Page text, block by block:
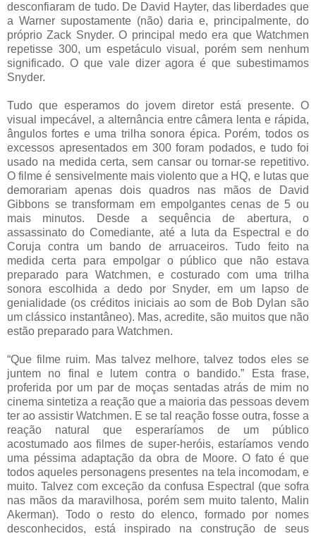
desconfiaram de tudo. De David Hayter, das liberdades que
a Warner supostamente (não) daria e, principalmente, do
próprio Zack Snyder. O principal medo era que Watchmen
repetisse 300, um espetáculo visual, porém sem nenhum
significado. O que vale dizer agora é que subestimamos
Snyder.
Tudo que esperamos do jovem diretor está presente. O
visual impecável, a alternância entre câmera lenta e rápida,
ângulos fortes e uma trilha sonora épica. Porém, todos os
excessos apresentados em 300 foram podados, e tudo foi
usado na medida certa, sem cansar ou tornar-se repetitivo.
O filme é sensivelmente mais violento que a HQ, e lutas que
demorariam apenas dois quadros nas mãos de David
Gibbons se transformam em empolgantes cenas de 5 ou
mais minutos. Desde a sequência de abertura, o
assassinato do Comediante, até a luta da Espectral e do
Coruja contra um bando de arruaceiros. Tudo feito na
medida certa para empolgar o público que não estava
preparado para Watchmen, e costurado com uma trilha
sonora escolhida a dedo por Snyder, em um lapso de
genialidade (os créditos iniciais ao som de Bob Dylan são
um clássico instantâneo). Mas, acredite, são muitos que não
estão preparado para Watchmen.
“Que filme ruim. Mas talvez melhore, talvez todos eles se
juntem no final e lutem contra o bandido.” Esta frase,
proferida por um par de moças sentadas atrás de mim no
cinema sintetiza a reação que a maioria das pessoas devem
ter ao assistir Watchmen. E se tal reação fosse outra, fosse a
reação natural que esperaríamos de um público
acostumado aos filmes de super-heróis, estaríamos vendo
uma péssima adaptação da obra de Moore. O fato é que
todos aqueles personagens presentes na tela incomodam, e
muito. Talvez com exceção da confusa Espectral (que sofra
nas mãos da maravilhosa, porém sem muito talento, Malin
Akerman). Todo o resto do elenco, formado por nomes
desconhecidos, está inspirado na construção de seus